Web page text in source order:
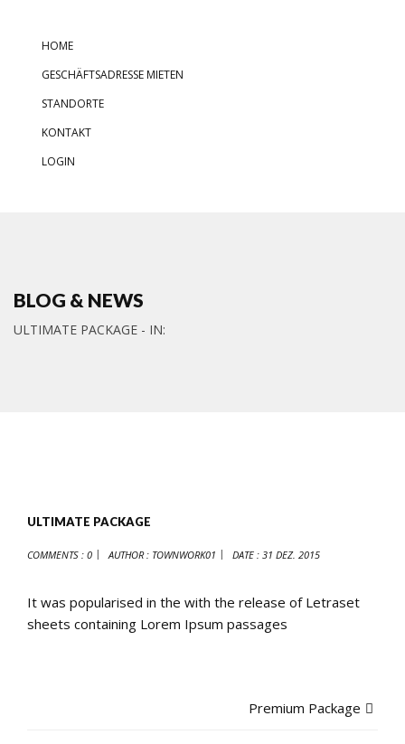
HOME
GESCHÄFTSADRESSE MIETEN
STANDORTE
KONTAKT
LOGIN
BLOG & NEWS
ULTIMATE PACKAGE - IN:
ULTIMATE PACKAGE
COMMENTS : 0 AUTHOR : TOWNWORK01 DATE : 31 DEZ. 2015
It was popularised in the with the release of Letraset
sheets containing Lorem Ipsum passages
Premium Package